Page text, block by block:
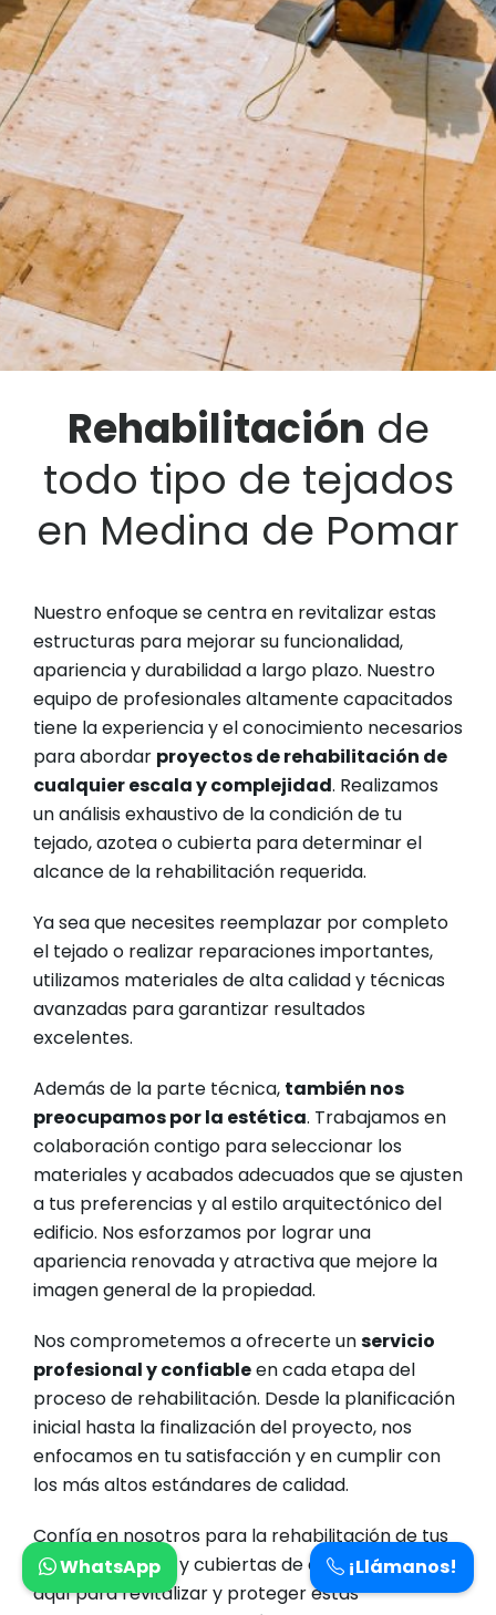
Rehabilitación de
todo tipo de tejados
en Medina de Pomar
Nuestro enfoque se centra en revitalizar estas
estructuras para mejorar su funcionalidad,
apariencia y durabilidad a largo plazo. Nuestro
equipo de profesionales altamente capacitados
tiene la experiencia y el conocimiento necesarios
para abordar proyectos de rehabilitación de
cualquier escala y complejidad. Realizamos
un análisis exhaustivo de la condición de tu
tejado, azotea o cubierta para determinar el
alcance de la rehabilitación requerida.
Ya sea que necesites reemplazar por completo
el tejado o realizar reparaciones importantes,
utilizamos materiales de alta calidad y técnicas
avanzadas para garantizar resultados
excelentes.
Además de la parte técnica, también nos
preocupamos por la estética. Trabajamos en
colaboración contigo para seleccionar los
materiales y acabados adecuados que se ajusten
a tus preferencias y al estilo arquitectónico del
edificio. Nos esforzamos por lograr una
apariencia renovada y atractiva que mejore la
imagen general de la propiedad.
Nos comprometemos a ofrecerte unservicio
profesional y confiableen cada etapa del
proceso de rehabilitación. Desde la planificación
inicial hasta la finalización del proyecto, nos
enfocamos en tu satisfacción y en cumplir con
los más altos estándares de calidad.
Confía en nosotros para la rehabilitación de tus
tejados, azoteas y cubiertas de edificios. Estamos
aquí para revitalizar y proteger estas
¡Llámanos!
WhatsApp